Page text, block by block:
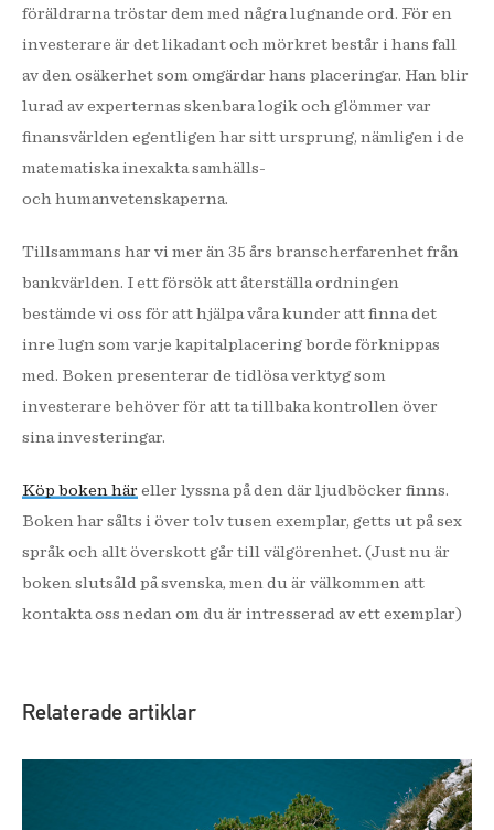
föräldrarna tröstar dem med några lugnande ord. För en
investerare är det likadant och mörkret består i hans fall
av den osäkerhet som omgärdar hans placeringar. Han blir
lurad av experternas skenbara logik och glömmer var
finansvärlden egentligen har sitt ursprung, nämligen i de
matematiska inexakta samhälls-
och humanvetenskaperna.
Tillsammans har vi mer än 35 års branscherfarenhet från
bankvärlden. I ett försök att återställa ordningen
bestämde vi oss för att hjälpa våra kunder att finna det
inre lugn som varje kapitalplacering borde förknippas
med. Boken presenterar de tidlösa verktyg som
investerare behöver för att ta tillbaka kontrollen över
sina investeringar.
Köp boken här eller lyssna på den där ljudböcker finns.
Boken har sålts i över tolv tusen exemplar, getts ut på sex
språk och allt överskott går till välgörenhet. (Just nu är
boken slutsåld på svenska, men du är välkommen att
kontakta oss nedan om du är intresserad av ett exemplar)
Relaterade artiklar